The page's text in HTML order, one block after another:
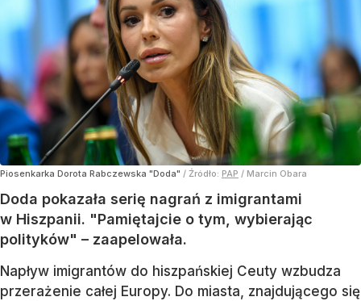
Piosenkarka Dorota Rabczewska "Doda" / Źródło: PAP / Marcin Obara
Doda pokazała serię nagrań z imigrantami
w Hiszpanii. "Pamiętajcie o tym, wybierając
polityków" – zaapelowała.
Napływ imigrantów do hiszpańskiej Ceuty wzbudza
przerażenie całej Europy. Do miasta, znajdującego się